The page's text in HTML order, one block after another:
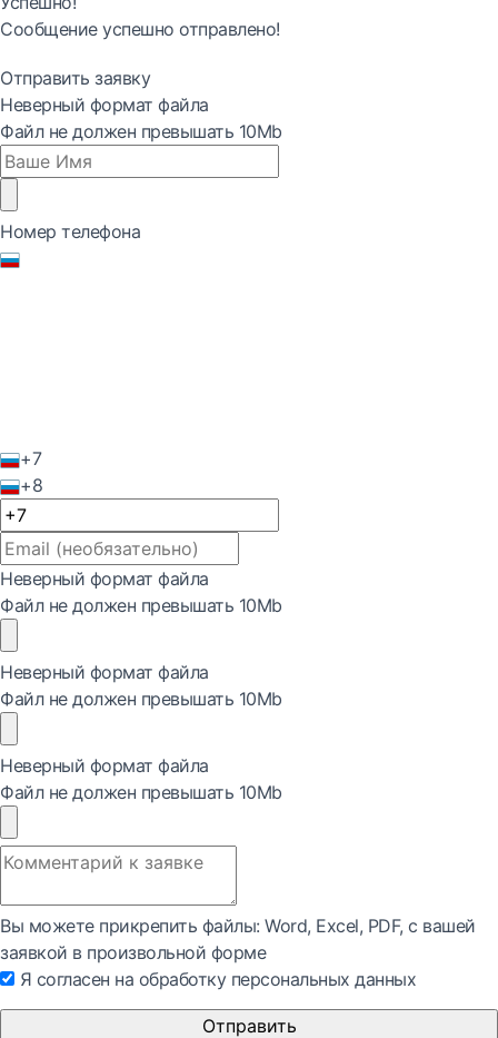
Сообщение успешно отправлено!
Отправить заявку
Неверный формат файла
Файл не должен превышать 10Mb
Номер телефона
+7
+8
Неверный формат файла
Файл не должен превышать 10Mb
Неверный формат файла
Файл не должен превышать 10Mb
Неверный формат файла
Файл не должен превышать 10Mb
Вы можете прикрепить файлы: Word, Exсel, PDF, с вашей
заявкой в произвольной форме
Я согласен на обработку персональных данных
Отправить